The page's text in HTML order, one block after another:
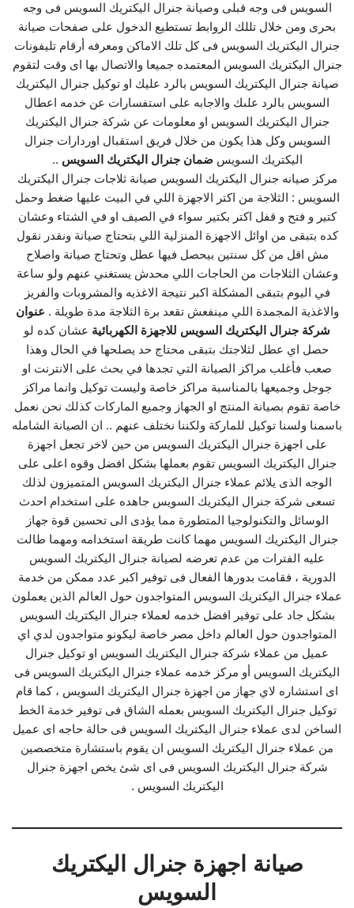
السويس فى وجه قبلى وصيانة جنرال اليكتريك السويس فى وجه
بحرى ومن خلال تللك الروابط تستطيع الدخول على صفحات صيانة
جنرال اليكتريك السويس فى كل تلك الاماكن ومعرفه أرقام تليفونات
جنرال اليكتريك السويس المعتمده جميعا والاتصال بها اى وقت لتقوم
صيانة جنرال اليكتريك السويس بالرد عليك او توكيل جنرال اليكتريك
السويس بالرد علىك والاجابه على استفسارات عن خدمه اعطال
جنرال اليكتريك السويس او معلومات عن شركة جنرال اليكتريك
السويس وكل هذا يكون من خلال فريق استقبال اوردارات جنرال
اليكتريك السويسضمان جنرال اليكتريك السويس ..
مركز صيانه جنرال اليكتريك السويس صيانة ثلاجات جنرال اليكتريك
السويس : الثلاجة من اكتر الاجهزة اللي في البيت عليها ضغط وحمل
كتير و فتح و قفل اكتر بكتير سواء في الصيف او في الشتاء وعشان
كده بتبقى من اوائل الاجهزة المنزلية اللي بتحتاج صيانة ونقدر نقول
مش اقل من كل سنتين بيحصل فيها عطل وتحتاج صيانة واصلاح
وعشان الثلاجات من الحاجات اللي محدش يستغني عنهم ولو ساعة
في اليوم بتبقى المشكلة اكبر نتيجة الاغذيه والمشروبات والفريز
والاغذية المجمدة اللي مينفعش تقعد برة الثلاجة مدة طويلة . عنوان
شركة جنرال اليكتريك السويس للاجهزة الكهربائية عشان كده لو
حصل اي عطل لثلاجتك بتبقى محتاج حد يصلحها في الحال وهذا
صعب فأغلب مراكز الصيانة التي تجدها في بحث على الانترنت او
جوجل وجميعها بالمناسبة مراكز خاصة وليست توكيل وانما مراكز
خاصة تقوم بصيانة المنتج او الجهاز وجميع الماركات كذلك نحن نعمل
باسمنا ولسنا توكيل للماركة ولكننا نختلف عنهم .. ان الصيانة الشامله
على اجهزة جنرال اليكتريك السويس من حين لاخر تجعل اجهزة
جنرال اليكتريك السويس تقوم بعملها بشكل افضل وقوه اعلى على
الوجه الذى يلائم عملاء جنرال اليكتريك السويس المتميزون لذلك
تسعى شركة جنرال اليكتريك السويس جاهده على استخدام احدث
الوسائل والتكنولوجيا المتطورة مما يؤدى الى تحسين قوة جهاز
جنرال اليكتريك السويس مهما كانت طريقة استخدامه ومهما طالت
عليه الفترات من عدم تعرضه لصيانة جنرال اليكتريك السويس
الدورية ، فقامت بدورها الفعال فى توفير اكبر عدد ممكن من خدمة
عملاء جنرال اليكتريك السويس المتواجدون حول العالم الذين يعملون
بشكل جاد على توفير افضل خدمه لعملاء جنرال اليكتريك السويس
المتواجدون حول العالم داخل مصر خاصة ليكونو متواجدون لدي اي
عميل من عملاء شركة جنرال اليكتريك السويس او توكيل جنرال
اليكتريك السويس أو مركز خدمه عملاء جنرال اليكتريك السويس فى
اى استشاره لاي جهاز من اجهزة جنرال اليكتريك السويس ، كما قام
توكيل جنرال اليكتريك السويس بعمله الشاق فى توفير خدمة الخط
الساخن لدى عملاء جنرال اليكتريك السويس فى حالة حاجه اى عميل
من عملاء جنرال اليكتريك السويس ان يقوم باستشارة متخصصين
شركة جنرال اليكتريك السويس فى اى شئ يخص اجهزة جنرال
اليكتريك السويس .
صيانة اجهزة جنرال اليكتريك
السويس